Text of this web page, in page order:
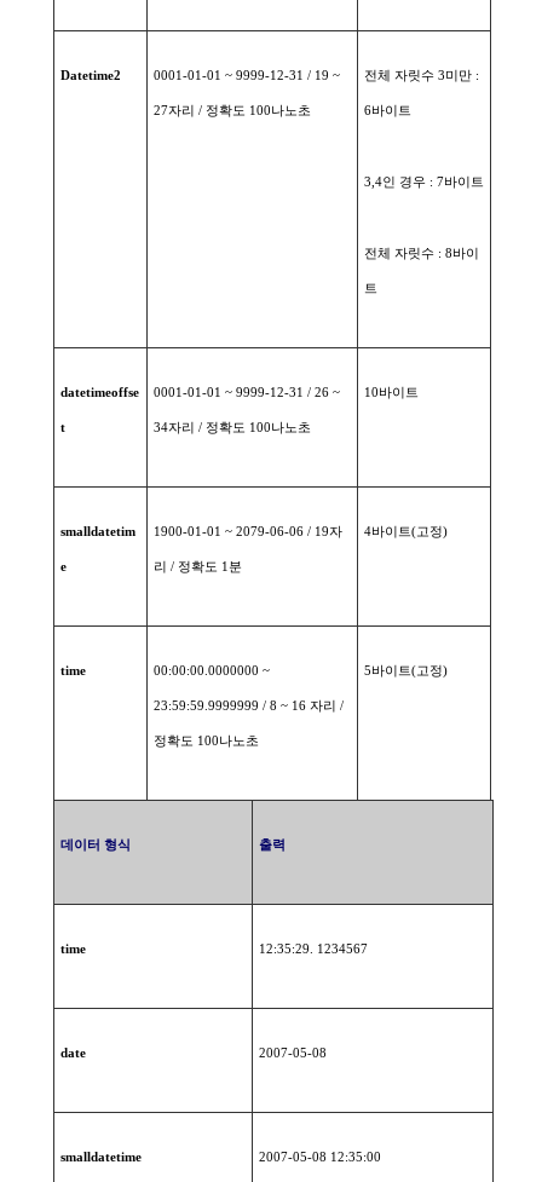
Datetime2 0001-01-01 ~ 9999-12-31 / 19 ~
27자리 / 정확도 100나노초
전체 자릿수 3미만 :
6바이트
3,4인 경우 : 7바이트
전체 자릿수 : 8바이
트
datetimeoffse
t
0001-01-01 ~ 9999-12-31 / 26 ~
34자리 / 정확도 100나노초
10바이트
smalldatetim
e
1900-01-01 ~ 2079-06-06 / 19자
리 / 정확도 1 분
4바이트(고정)
time 00:00:00.0000000 ~
23:59:59.9999999 / 8 ~ 16 자리 /
정확도 100나노초
5바이트(고정)
데이터 형식 출력
time 12:35:29. 1234567
date 2007-05-08
smalldatetime 2007-05-08 12:35:00